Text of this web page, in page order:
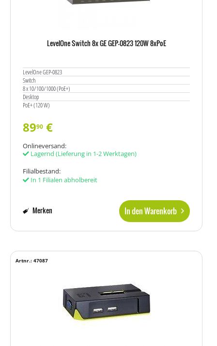
LevelOne Switch 8x GE GEP-0823 120W 8xPoE
LevelOne GEP-0823
Switch
8 x 10/100/1000 (PoE+)
Desktop
PoE+ (120 W)
8990 €
Onlineversand:
Lagernd (Lieferung in 1-2 Werktagen)
Filialbestand:
In 1 Filialen abholbereit
In den Warenkorb
Merken
Artnr.: 47087